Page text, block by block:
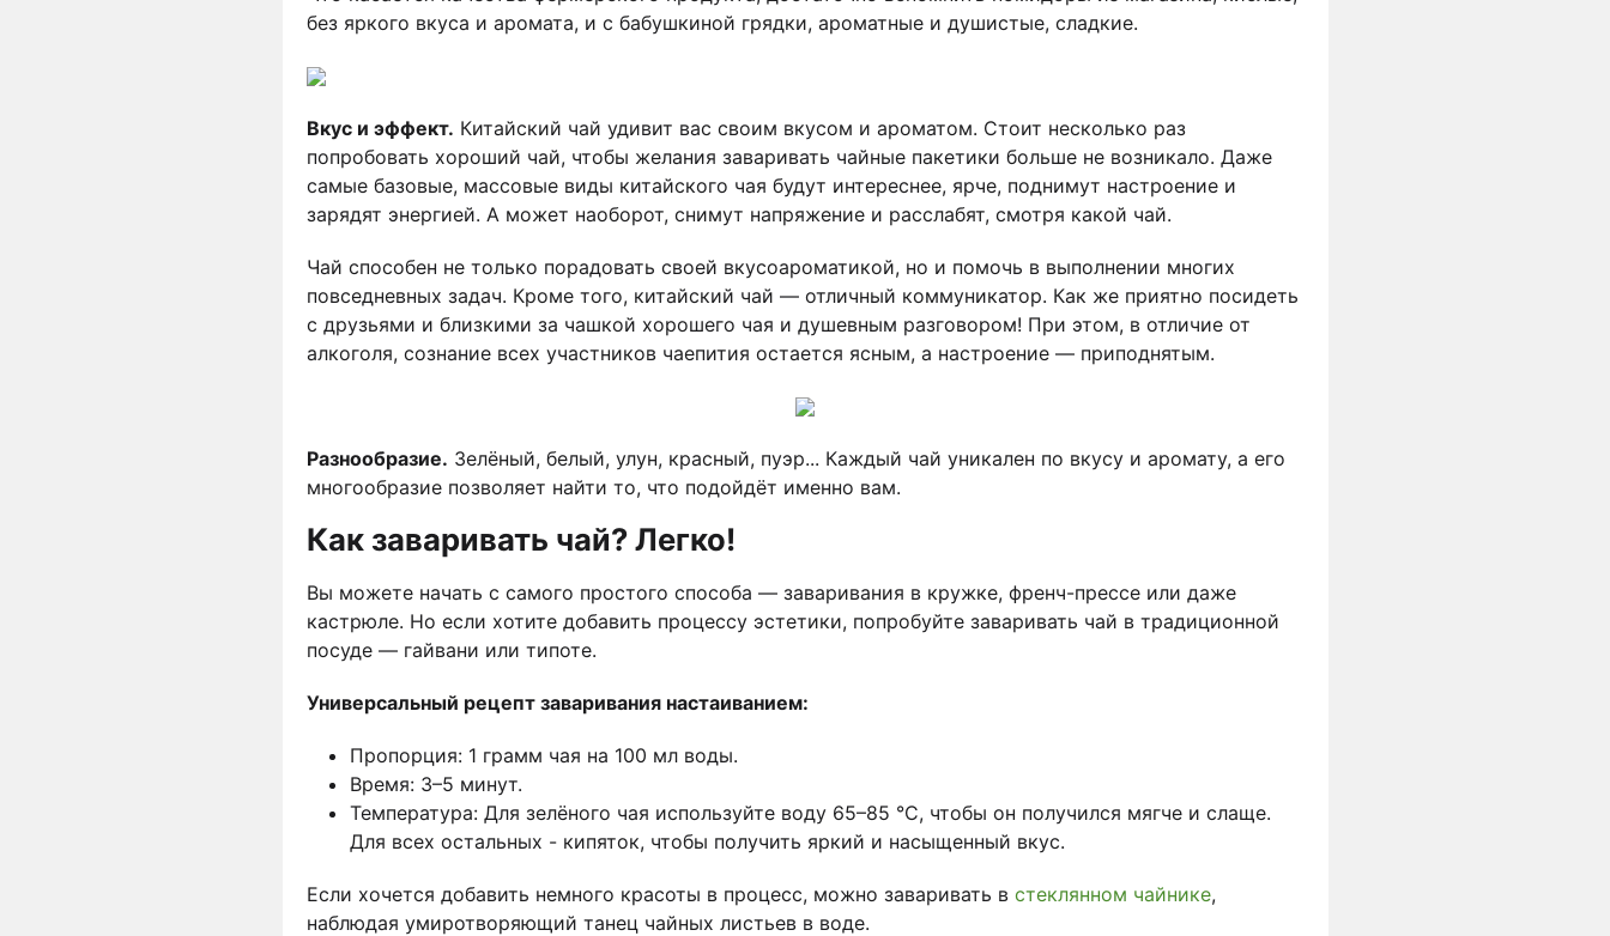
без яркого вкуса и аромата, и с бабушкиной грядки, ароматные и душистые, сладкие.
Вкус и эффект. Китайский чай удивит вас своим вкусом и ароматом. Стоит несколько раз
попробовать хороший чай, чтобы желания заваривать чайные пакетики больше не возникало. Даже
самые базовые, массовые виды китайского чая будут интереснее, ярче, поднимут настроение и
зарядят энергией. А может наоборот, снимут напряжение и расслабят, смотря какой чай.
Чай способен не только порадовать своей вкусоароматикой, но и помочь в выполнении многих
повседневных задач. Кроме того, китайский чай — отличный коммуникатор. Как же приятно посидеть
с друзьями и близкими за чашкой хорошего чая и душевным разговором! При этом, в отличие от
алкоголя, сознание всех участников чаепития остается ясным, а настроение — приподнятым.
Разнообразие. Зелёный, белый, улун, красный, пуэр... Каждый чай уникален по вкусу и аромату, а его
многообразие позволяет найти то, что подойдёт именно вам.
Как заваривать чай? Легко!
Вы можете начать с самого простого способа — заваривания в кружке, френч-прессе или даже
кастрюле. Но если хотите добавить процессу эстетики, попробуйте заваривать чай в традиционной
посуде — гайвани или типоте.
Универсальный рецепт заваривания настаиванием:
Пропорция: 1 грамм чая на 100 мл воды.
Время: 3–5 минут.
Температура: Для зелёного чая используйте воду 65–85 °C, чтобы он получился мягче и слаще.
Для всех остальных - кипяток, чтобы получить яркий и насыщенный вкус.
Если хочется добавить немного красоты в процесс, можно заваривать в стеклянном чайнике,
наблюдая умиротворяющий танец чайных листьев в воде.